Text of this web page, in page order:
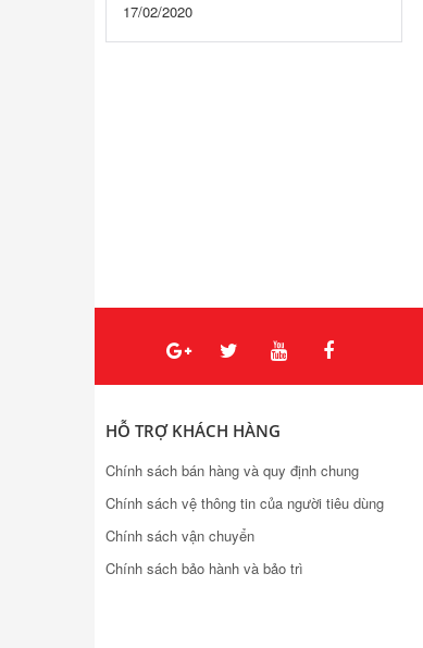
17/02/2020
HỖ TRỢ KHÁCH HÀNG
Chính sách bán hàng và quy định chung
Chính sách vệ thông tin của người tiêu dùng
Chính sách vận chuyển
Chính sách bảo hành và bảo trì